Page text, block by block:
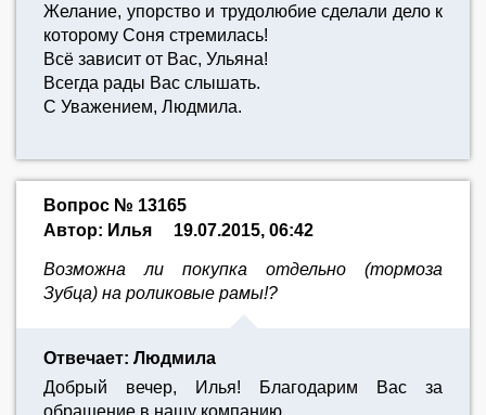
Желание, упорство и трудолюбие сделали дело к
которому Соня стремилась!
Всё зависит от Вас, Ульяна!
Всегда рады Вас слышать.
С Уважением, Людмила.
Вопрос № 13165
Автор: Илья
19.07.2015, 06:42
Возможна ли покупка отдельно (тормоза
Зубца) на роликовые рамы!?
Отвечает: Людмила
Добрый вечер, Илья! Благодарим Вас за
обращение в нашу компанию.